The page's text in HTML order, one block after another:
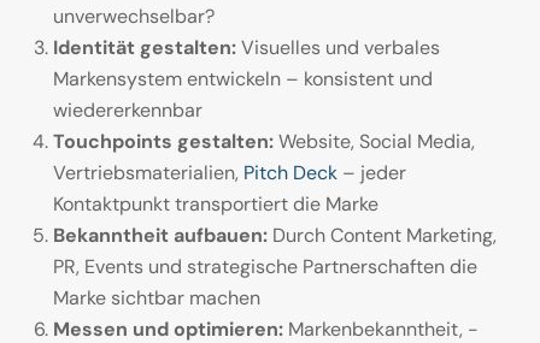
unverwechselbar?
Identität gestalten:Visuelles und verbales
Markensystem entwickeln – konsistent und
wiedererkennbar
Touchpoints gestalten:Website, Social Media,
Vertriebsmaterialien, Pitch Deck – jeder
Kontaktpunkt transportiert die Marke
Bekanntheit aufbauen: Durch Content Marketing,
PR, Events und strategische Partnerschaften die
Marke sichtbar machen
Messen und optimieren: Markenbekanntheit, -